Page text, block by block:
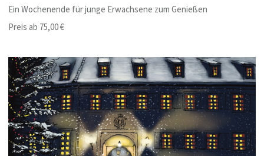
Ein Wochenende für junge Erwachsene zum Genießen
Preis ab 75,00 €